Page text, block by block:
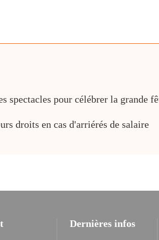
spectacles pour célébrer la grande
droits en cas d'arriérés de salaire
Dernières infos